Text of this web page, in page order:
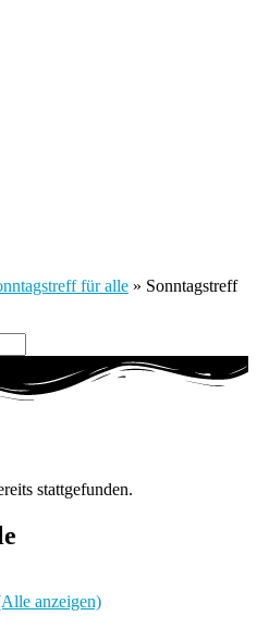
für alle » Sonntagstreff
stattgefunden.
anzeigen)